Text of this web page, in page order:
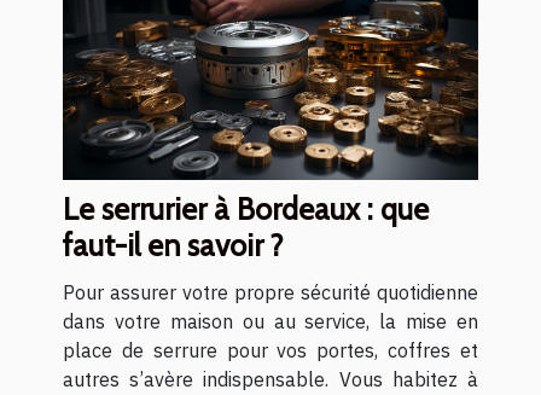
Le serrurier à Bordeaux : que
faut-il en savoir ?
Pour assurer votre propre sécurité quotidienne
dans votre maison ou au service, la mise en
place de serrure pour vos portes, coffres et
autres s’avère indispensable. Vous habitez à